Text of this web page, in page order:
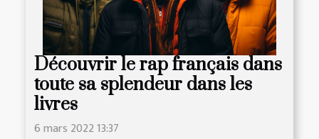
Découvrir le rap français dans
toute sa splendeur dans les
livres
6 mars 2022 13:37